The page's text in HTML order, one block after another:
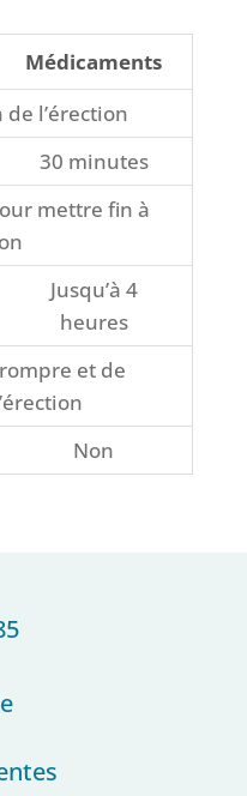
Médicaments
l’érection
30 minutes
mettre fin à
Jusqu’à 4
heures
et de
Non